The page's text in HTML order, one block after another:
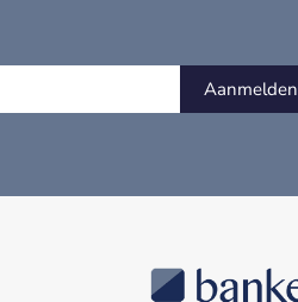
Aanmelden